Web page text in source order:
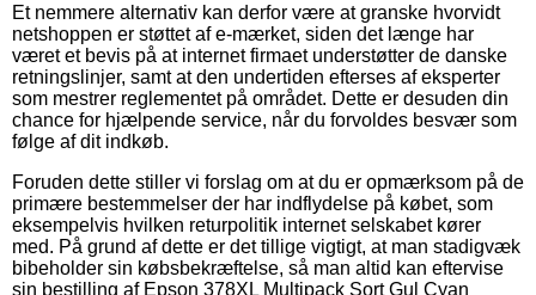
Et nemmere alternativ kan derfor være at granske hvorvidt
netshoppen er støttet af e-mærket, siden det længe har
været et bevis på at internet firmaet understøtter de danske
retningslinjer, samt at den undertiden efterses af eksperter
som mestrer reglementet på området. Dette er desuden din
chance for hjælpende service, når du forvoldes besvær som
følge af dit indkøb.
Foruden dette stiller vi forslag om at du er opmærksom på de
primære bestemmelser der har indflydelse på købet, som
eksempelvis hvilken returpolitik internet selskabet kører
med. På grund af dette er det tillige vigtigt, at man stadigvæk
bibeholder sin købsbekræftelse, så man altid kan eftervise
sin bestilling af Epson 378XL Multipack Sort Gul Cyan